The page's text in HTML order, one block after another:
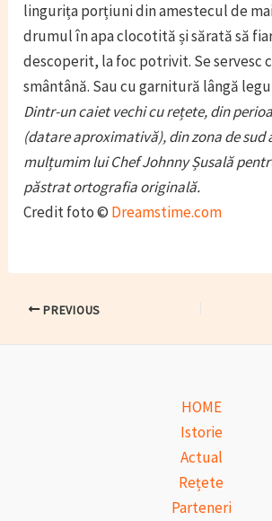
lingurița porțiuni din amestecul de mai
drumul în apa clocotită și sărată să
descoperit, la foc potrivit. Se servesc
smântână. Sau cu garnitură lângă
Dintr-un caiet vechi cu rețete, din
(datare aproximativă), din zona de sud
mulțumim lui Chef Johnny Șusală
păstrat ortografia originală.
Credit foto © Dreamstime.com
Post PREVIOUS
HOME
Istorie
Actual
Rețete
Parteneri